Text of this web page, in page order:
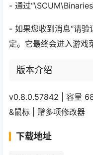
- 通过
- 如果您收到消息“请验
定。它最终会进入游戏
版本介绍
v0.8.0.57842 | 容量
&鼠标 | 赠多项修改器
下载地址